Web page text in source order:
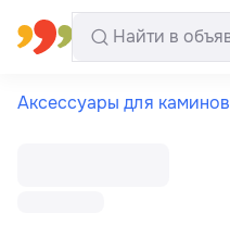
Все регионы Русский
Аксессуары для каминов